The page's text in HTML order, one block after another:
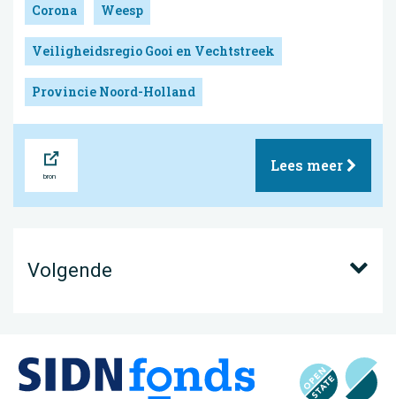
Corona Weesp
Veiligheidsregio Gooi en Vechtstreek
Provincie Noord-Holland
Lees meer
Volgende